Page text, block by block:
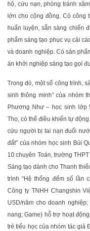
hộ, cứu nạn, phòng tránh
lớn cho cộng đồng. Có công
huấn luyện, sẵn sàng chiến
phẩm sáng tạo phục vụ cải
và doanh nghiệp. Có sản
án khởi nghiệp sáng tạo gọi
Trong đó, một số công trình,
sinh thông minh” của nhóm
Phương Như – học sinh lớp
Thọ, có thể điều khiển tự
cứu người bị tai nạn đuối
đất” của nhóm học sinh Bùi
10 chuyên Toán, trường
Sáng tạo dành cho Thanh
trình “Hệ thống đếm số lần
Công ty TNHH Changshin
USD/năm cho doanh
nang; Game) hỗ trợ hoạt
trẻ tiểu học của nhóm tác giả